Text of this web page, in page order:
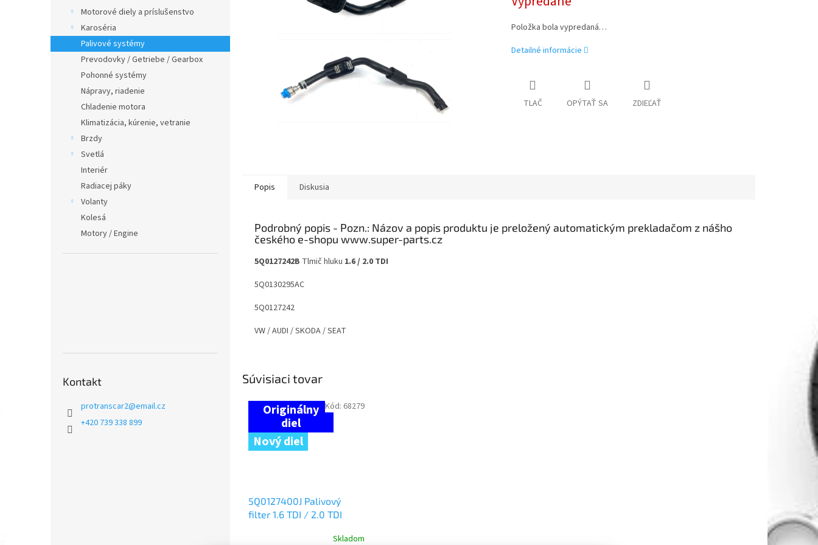
Motorové diely a príslušenstvo
Karoséria
Palivové systémy
Prevodovky / Getriebe / Gearbox
Pohonné systémy
Nápravy, riadenie
Chladenie motora
Klimatizácia, kúrenie, vetranie
Brzdy
Svetlá
Interiér
Radiacej páky
Volanty
Kolesá
Motory / Engine
Kontakt
protranscar2@email.cz
+420 739 338 899
Položka bola vypredaná…
Detailné informácie
TLAČ OPÝTAŤ SA ZDIEĽAŤ
Popis Diskusia
Podrobný popis
5Q0127242B Tlmič hluku 1.6 / 2.0 TDI
5Q0130295AC
5Q0127242
VW / AUDI / SKODA / SEAT
Súvisiaci tovar
Nový diel
5Q0127400J Palivový
filter 1.6 TDI / 2.0 TDI
Skladom
Kód: 68279